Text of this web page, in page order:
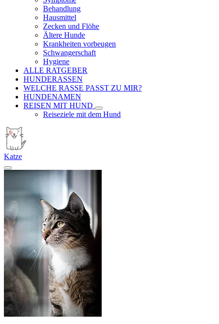
Behandlung
Hausmittel
Zecken und Flöhe
Ältere Hunde
Krankheiten vorbeugen
Schwangerschaft
Hygiene
ALLE RATGEBER
HUNDERASSEN
WELCHE RASSE PASST ZU MIR?
HUNDENAMEN
REISEN MIT HUND
Reiseziele mit dem Hund
Katze